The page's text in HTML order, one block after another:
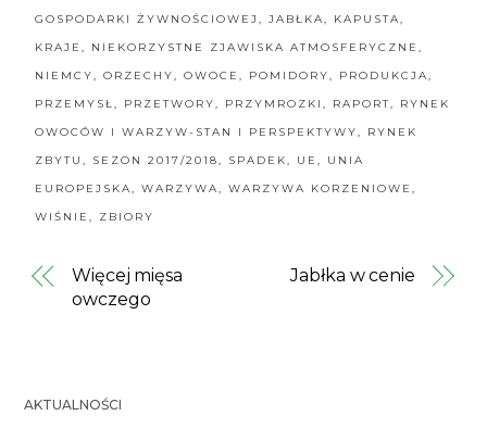
GOSPODARKI ŻYWNOŚCIOWEJ,JABŁKA, KAPUSTA,
KRAJE, NIEKORZYSTNE ZJAWISKA ATMOSFERYCZNE,
NIEMCY,ORZECHY,OWOCE, POMIDORY, PRODUKCJA,
PRZEMYSŁ, PRZETWORY, PRZYMROZKI, RAPORT, RYNEK
OWOCÓW I WARZYW-STAN I PERSPEKTYWY, RYNEK
ZBYTU, SEZON 2017/2018, SPADEK, UE, UNIA
EUROPEJSKA,WARZYWA,WARZYWA KORZENIOWE,
WIŚNIE, ZBIORY
Więcej mięsa
owczego
Jabłka w cenie
AKTUALNOŚCI